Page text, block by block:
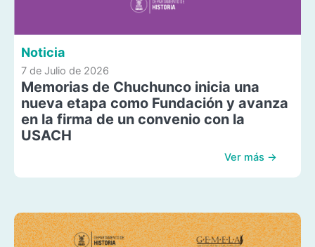
Noticia
7 de Julio de 2026
Memorias de Chuchunco inicia una
nueva etapa como Fundación y avanza
en la firma de un convenio con la
USACH
Ver más →